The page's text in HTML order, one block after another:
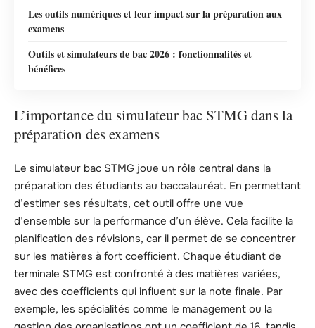
Les outils numériques et leur impact sur la préparation aux
examens
Outils et simulateurs de bac 2026 : fonctionnalités et
bénéfices
L’importance du simulateur bac STMG dans la
préparation des examens
Le simulateur bac STMG joue un rôle central dans la
préparation des étudiants au baccalauréat. En permettant
d’estimer ses résultats, cet outil offre une vue
d’ensemble sur la performance d’un élève. Cela facilite la
planification des révisions, car il permet de se concentrer
sur les matières à fort coefficient. Chaque étudiant de
terminale STMG est confronté à des matières variées,
avec des coefficients qui influent sur la note finale. Par
exemple, les spécialités comme le management ou la